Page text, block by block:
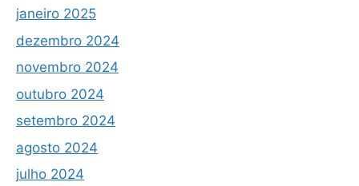
janeiro 2025
dezembro 2024
novembro 2024
outubro 2024
setembro 2024
agosto 2024
julho 2024